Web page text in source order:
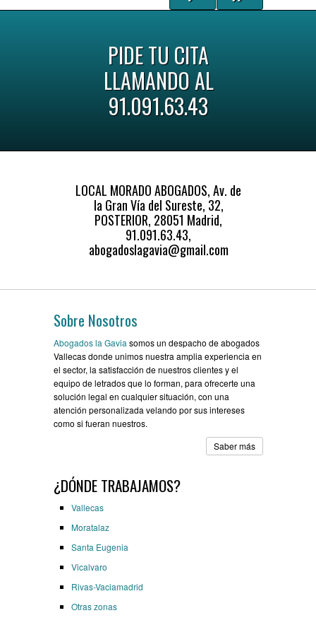
PIDE TU CITA
LLAMANDO AL
91.091.63.43
LOCAL MORADO ABOGADOS, Av. de
la Gran Vía del Sureste, 32,
POSTERIOR, 28051 Madrid,
91.091.63.43,
abogadoslagavia@gmail.com
Sobre Nosotros
Abogados la Gaviasomos un despacho de abogados
Vallecas donde unimos nuestra amplia experiencia en
el sector, la satisfacción de nuestros clientes y el
equipo de letrados que lo forman, para ofrecerte una
solución legal en cualquier situación, con una
atención personalizada velando por sus intereses
como si fueran nuestros.
Saber más
¿DÓNDE TRABAJAMOS?
Vallecas
Moratalaz
Santa Eugenia
Vicalvaro
Rivas-Vaciamadrid
Otras zonas